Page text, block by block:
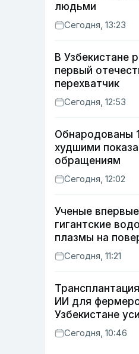
людьми
Сегодня, 13:23
В Узбекистане
первый
перехватчик
Сегодня, 12:53
Обнародованы
худшими
обращениям
Сегодня, 12:02
Ученые
гигантские
плазмы на
Солнца
Сегодня, 11:21
ИИ для
Узбекистане
развитие
Сегодня, 10:46